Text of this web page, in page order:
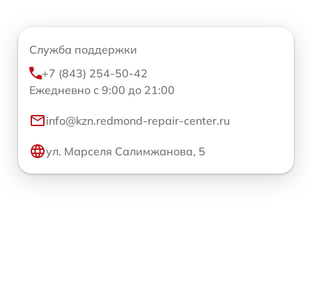
Служба поддержки
+7 (843) 254-50-42
Ежедневно с 9:00 до 21:00
info@kzn.redmond-repair-center.ru
ул. Марселя Салимжанова, 5